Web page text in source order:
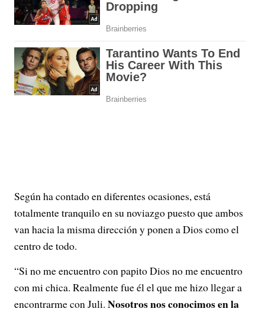
Según ha contado en diferentes ocasiones, está
totalmente tranquilo en su noviazgo puesto que ambos
van hacia la misma dirección y ponen a Dios como el
centro de todo.
“Si no me encuentro con papito Dios no me encuentro
con mi chica. Realmente fue él el que me hizo llegar a
encontrarme con Juli. Nosotros nos conocimos en la